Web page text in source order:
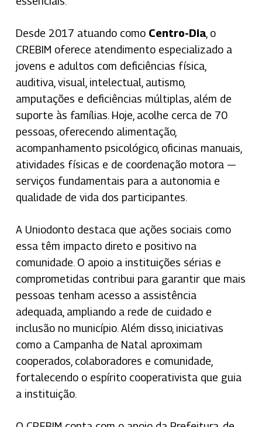
Desde 2017 atuando como Centro-Dia, o
CREBIM oferece atendimento especializado a
jovens e adultos com deficiências física,
auditiva, visual, intelectual, autismo,
amputações e deficiências múltiplas, além de
suporte às famílias. Hoje, acolhe cerca de 70
pessoas, oferecendo alimentação,
acompanhamento psicológico, oficinas manuais,
atividades físicas e de coordenação motora —
serviços fundamentais para a autonomia e
qualidade de vida dos participantes.
A Uniodonto destaca que ações sociais como
essa têm impacto direto e positivo na
comunidade. O apoio a instituições sérias e
comprometidas contribui para garantir que mais
pessoas tenham acesso a assistência
adequada, ampliando a rede de cuidado e
inclusão no município. Além disso, iniciativas
como a Campanha de Natal aproximam
cooperados, colaboradores e comunidade,
fortalecendo o espírito cooperativista que guia
a instituição.